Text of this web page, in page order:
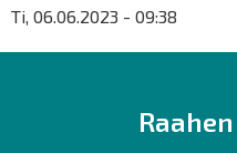
Ti, 06.06.2023 - 09:38